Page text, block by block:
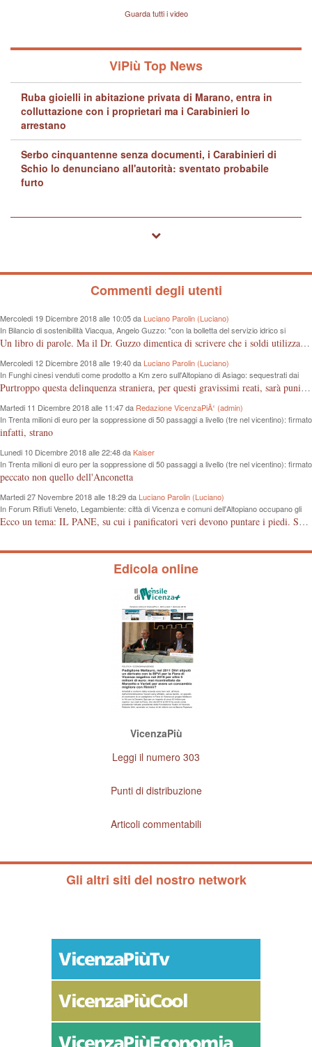
Lavarra: più avvincenti di
quelle di... Barbara D'UrsoGuarda tutti i video
ViPiù Top News
Ruba gioielli in abitazione privata di Marano, entra in
colluttazione con i proprietari ma i Carabinieri lo
arrestano
Serbo cinquantenne senza documenti, i Carabinieri di
Schio lo denunciano all'autorità: sventato probabile
furto
Commenti degli utenti
Mercoledi 19 Dicembre 2018 alle 10:05 da Luciano Parolin (Luciano)
In Bilancio di sostenibilità Viacqua, Angelo Guzzo: "con la bolletta del servizio idrico si
proteggono i fiumi dall'inquinamento"
Un libro di parole. Ma il Dr. Guzzo dimentica di scrivere che i soldi utilizzati sono quelli dei cittadini, in questo caso consumatori, che pagano tutto dalla fognatura, alle sedi "ergonomiche", all'IVA. Almeno un grazie ai contribuenti Vicentini!
Mercoledi 12 Dicembre 2018 alle 19:40 da Luciano Parolin (Luciano)
In Funghi cinesi venduti come prodotto a Km zero sull'Altopiano di Asiago: sequestrati dai
Forestali 100 Kg da 8 mila euro
Purtroppo questa delinquenza straniera, per questi gravissimi reati, sarà punita "forse" e solo come frode commerciale. La colpa è nostra che compriamo cineserie, senza sapere leggere un marchio o controllare le etichette, loro, quelli dell'est "Europei" ci sguazzano con i nostri prodotti, vanno e vengono dal confine con la roba nostra, ma nessuno controlla...poverini ! Mala tempora currunt.
Martedi 11 Dicembre 2018 alle 11:47 da Redazione VicenzaPiÃ¹ (admin)
In Trenta milioni di euro per la soppressione di 50 passaggi a livello (tre nel vicentino): firmato
protocollo d’intesa tra Regione e Rfi
infatti, strano
Lunedi 10 Dicembre 2018 alle 22:48 daKaiser
In Trenta milioni di euro per la soppressione di 50 passaggi a livello (tre nel vicentino): firmato
protocollo d’intesa tra Regione e Rfi
peccato non quello dell'Anconetta
Martedi 27 Novembre 2018 alle 18:29 da Luciano Parolin (Luciano)
In Forum Rifiuti Veneto, Legambiente: città di Vicenza e comuni dell'Altopiano occupano gli
ultimi posti nella raccolta differenziata
Ecco un tema: IL PANE, su cui i panificatori veri devono puntare i piedi. Se il pane è fresco vuol dire di giornata. Il consumatore deve avere la garanzia dell'acquisto, il controllo deve avvenire anche da parte delle associazioni di categoria che devono proteggere gli artigiani onesti, anche se pagato qualcosa in più. Grazie.
Edicola online
VicenzaPiù
Leggi il numero 303
Punti di distribuzione
Articoli commentabili
Gli altri siti del nostro network